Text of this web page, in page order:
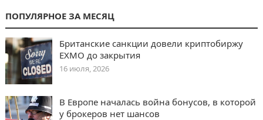
ПОПУЛЯРНОЕ ЗА МЕСЯЦ
Британские санкции довели криптобиржу
EXMO до закрытия
16 июля, 2026
В Европе началась война бонусов, в которой
у брокеров нет шансов